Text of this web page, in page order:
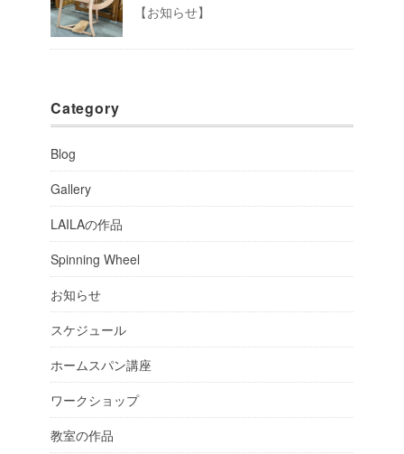
【お知らせ】
Category
Blog
Gallery
LAILAの作品
Spinning Wheel
お知らせ
スケジュール
ホームスパン講座
ワークショップ
教室の作品